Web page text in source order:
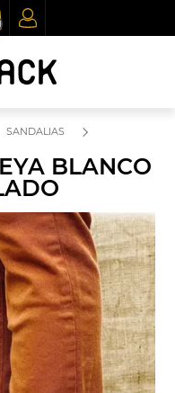
SANDALIAS
BLANCO